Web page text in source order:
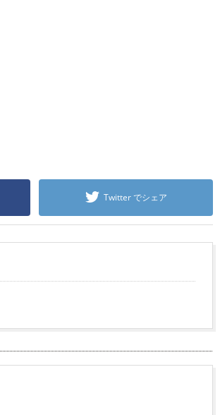
Twitter でシェア